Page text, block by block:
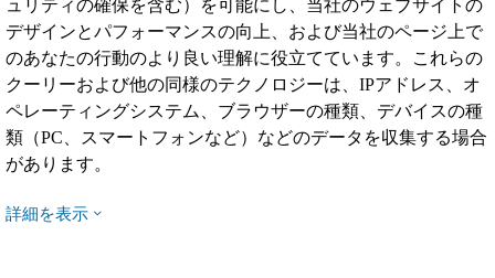
ュリティの確保を含む）を可能にし、当社のウェブサイトの
デザインとパフォーマンスの向上、および当社のページ上で
のあなたの行動のより良い理解に役立てています。これらの
クーリーおよび他の同様のテクノロジーは、IPアドレス、オ
ペレーティングシステム、ブラウザーの種類、デバイスの種
類（PC、スマートフォンなど）などのデータを収集する場合
があります。
詳細を表示